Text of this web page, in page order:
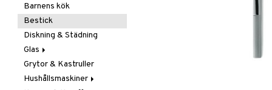
Figurer & Skulpturer
Klockor
Krukor
Metal Art
Väggdekorationer
Vaser
Förvaring & Hyllor
Hängare & Krokar
Hyllor
Småförvaring & Korgar
Juldekoration
Ljuslyktor & Ljusstakar
Småmöbler
Barnens kök
Bestick
Diskning & Städning
Glas
Champagneglas
Dricksglas
Grytor & Kastruller
Hushållsmaskiner